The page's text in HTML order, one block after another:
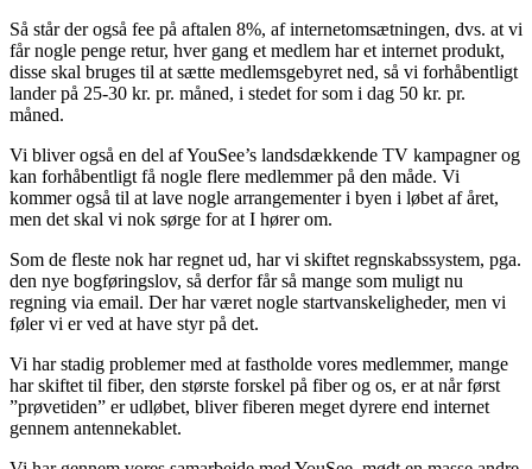
Så står der også fee på aftalen 8%, af internetomsætningen, dvs. at vi
får nogle penge retur, hver gang et medlem har et internet produkt,
disse skal bruges til at sætte medlemsgebyret ned, så vi forhåbentligt
lander på 25-30 kr. pr. måned, i stedet for som i dag 50 kr. pr.
måned.
Vi bliver også en del af YouSee’s landsdækkende TV kampagner og
kan forhåbentligt få nogle flere medlemmer på den måde. Vi
kommer også til at lave nogle arrangementer i byen i løbet af året,
men det skal vi nok sørge for at I hører om.
Som de fleste nok har regnet ud, har vi skiftet regnskabssystem, pga.
den nye bogføringslov, så derfor får så mange som muligt nu
regning via email. Der har været nogle startvanskeligheder, men vi
føler vi er ved at have styr på det.
Vi har stadig problemer med at fastholde vores medlemmer, mange
har skiftet til fiber, den største forskel på fiber og os, er at når først
”prøvetiden” er udløbet, bliver fiberen meget dyrere end internet
gennem antennekablet.